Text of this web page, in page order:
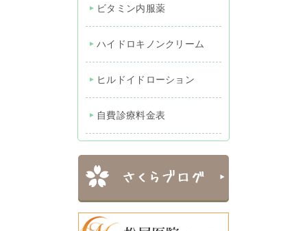
ビタミン内服薬
ハイドロキノンクリーム
ヒルドイドローション
自費診療料金表